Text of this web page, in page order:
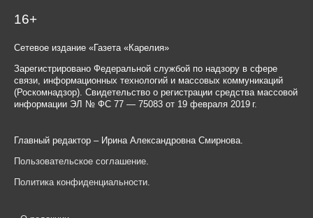
16+
Сетевое издание «Газета «Карелия»
Зарегистрировано Федеральной службой по надзору в сфере
связи, информационных технологий и массовых коммуникаций
(Роскомнадзор). Свидетельство о регистрации средства массовой
информации ЭЛ № ФС 77 — 75083 от 19 февраля 2019 г.
Главный редактор – Ирина Александровна Смирнова.
Пользовательское соглашение.
Политика конфиденциальности